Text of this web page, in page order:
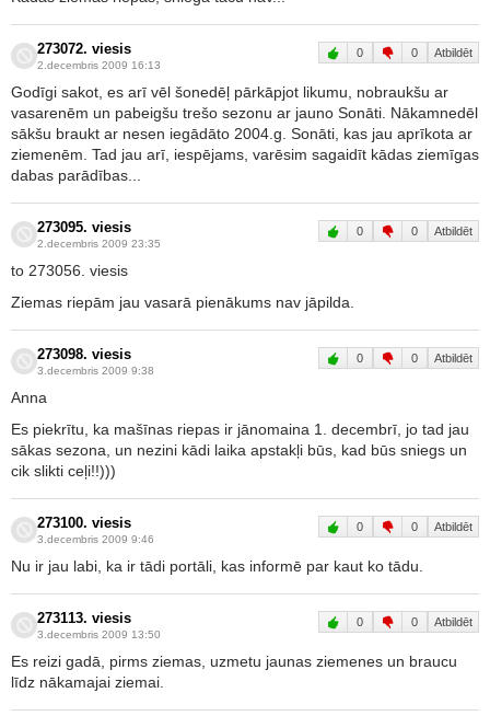
273072. viesis
2.decembris 2009 16:13
0 0 Atbildēt
Godīgi sakot, es arī vēl šonedēļ pārkāpjot likumu, nobraukšu ar
vasarenēm un pabeigšu trešo sezonu ar jauno Sonāti. Nākamnedēl
sākšu braukt ar nesen iegādāto 2004.g. Sonāti, kas jau aprīkota ar
ziemenēm. Tad jau arī, iespējams, varēsim sagaidīt kādas ziemīgas
dabas parādības...
273095. viesis
2.decembris 2009 23:35
0 0 Atbildēt
to 273056. viesis
Ziemas riepām jau vasarā pienākums nav jāpilda.
273098. viesis
3.decembris 2009 9:38
0 0 Atbildēt
Anna
Es piekrītu, ka mašīnas riepas ir jānomaina 1. decembrī, jo tad jau
sākas sezona, un nezini kādi laika apstakļi būs, kad būs sniegs un
cik slikti ceļi!!)))
273100. viesis
3.decembris 2009 9:46
0 0 Atbildēt
Nu ir jau labi, ka ir tādi portāli, kas informē par kaut ko tādu.
273113. viesis
3.decembris 2009 13:50
0 0 Atbildēt
Es reizi gadā, pirms ziemas, uzmetu jaunas ziemenes un braucu
līdz nākamajai ziemai.